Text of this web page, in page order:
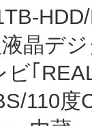
晶デ
ビ｢
110度